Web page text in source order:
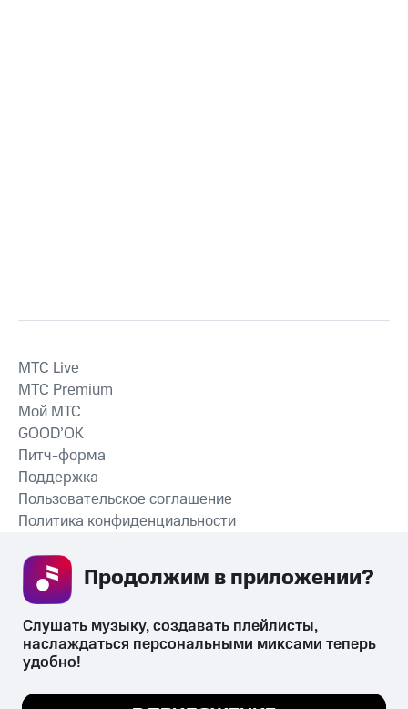
СКАЧАТЬ ПРИЛОЖЕНИЕ
MTС Live
MTС Premium
Мой МТС
GOOD’OK
Питч-форма
Поддержка
Пользовательское соглашение
Политика конфиденциальности
психотропных веществ, их аналогов причиняет вред здоровью,
Мы используем куки, чтобы на сайте все
Слушать музыку, создавать плейлисты,
наслаждаться персональными миксами теперь
удобно!